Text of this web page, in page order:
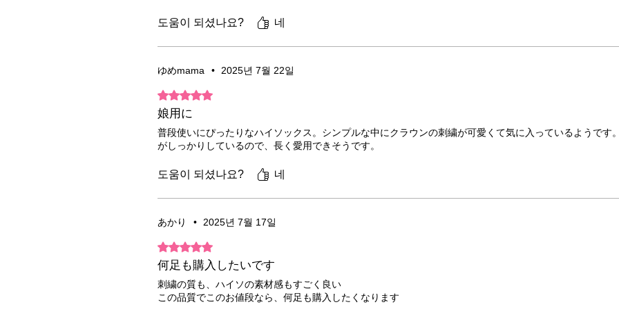
도움이 되셨나요? 네
ゆめmama • 2025년 7월 22일
별점 5점 중 5점을 주었습니다.
娘用に
普段使いにぴったりなハイソックス。シンプルな中にクラウンの刺繍が可愛くて気に入っているようです
がしっかりしているので、長く愛用できそうです。
도움이 되셨나요? 네
あかり • 2025년 7월 17일
별점 5점 중 5점을 주었습니다.
何足も購入したいです
刺繍の質も、ハイソの素材感もすごく良い
この品質でこのお値段なら、何足も購入したくなります